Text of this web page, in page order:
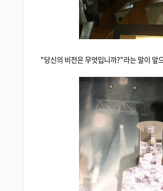
"당신의 비전은 무엇입니까?"라는 말이 앞